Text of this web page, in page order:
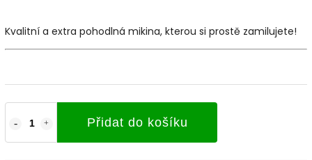
Přidat do košíku
Kvalitní a extra pohodlná mikina, kterou si prostě zamilujete!